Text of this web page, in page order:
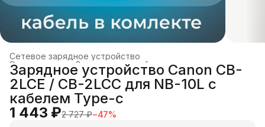
Сетевое зарядное устройство
Зарядные устройства и док-станции
Электроника
Главная ›
Зарядное устройство Canon CB-
2LCE / CB-2LCC для NB-10L с
кабелем Type-c
1 443 ₽2 727 ₽−47%